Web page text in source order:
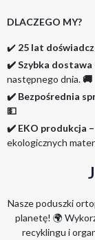
DLACZEGO MY?
✔️ 25 lat
✔️ Szybka dostawa
następnego dnia.🚚
✔️ Bezpośrednia
💵
✔️ EKO produkcja –
ekologicznych
Nasze poduszki
planetę! 🌍
recyklingu i